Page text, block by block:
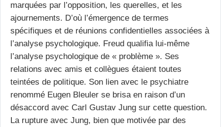
marquées par l’opposition, les querelles, et les
ajournements. D’où l’émergence de termes
spécifiques et de réunions confidentielles associées à
l’analyse psychologique. Freud qualifia lui-même
l’analyse psychologique de « problème ». Ses
relations avec amis et collègues étaient toutes
teintées de politique. Son lien avec le psychiatre
renommé Eugen Bleuler se brisa en raison d’un
désaccord avec Carl Gustav Jung sur cette question.
La rupture avec Jung, bien que motivée par des